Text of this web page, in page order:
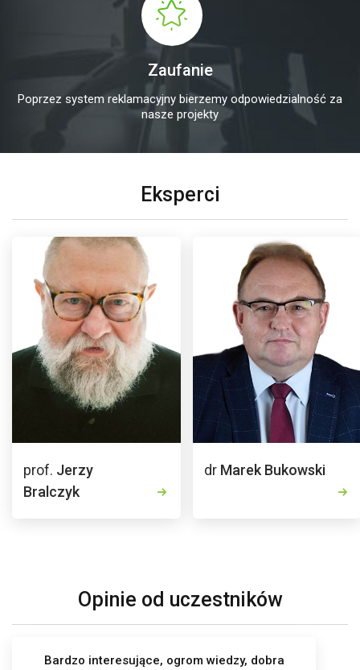
Zaufanie
Poprzez system reklamacyjny bierzemy odpowiedzialność za
nasze projekty
Eksperci
prof. Jerzy
Bralczyk
dr Marek Bukowski
Opinie od uczestników
Bardzo interesujące, ogrom wiedzy, dobra